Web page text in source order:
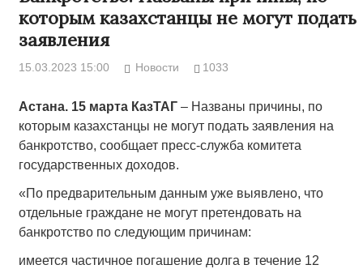
которым казахстанцы не могут подать
заявления
15.03.2023 15:00 Новости 1033
Астана. 15 марта КазТАГ– Названы причины, по
которым казахстанцы не могут подать заявления на
банкротство, сообщает пресс-служба комитета
государственных доходов.
«По предварительным данным уже выявлено, что
отдельные граждане не могут претендовать на
банкротство по следующим причинам:
имеется частичное погашение долга в течение 12